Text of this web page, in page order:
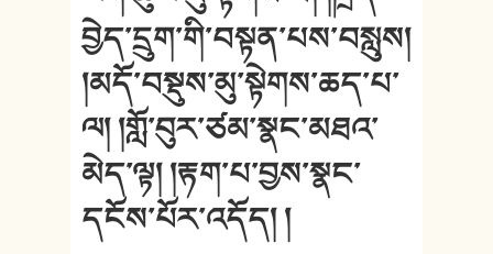
བྱེད་དྲུག་གི་བསྟན་པས་བསླུས།
།མདོ་བསྡུས་མུ་སྟེགས་ཆད་པ་
ལ། །གློ་བུར་ཙམ་སྣང་མཐའ་
མེད་ལྟ། །རྟག་པ་བྱས་སྣང་
དངོས་པོར་འདོད། །